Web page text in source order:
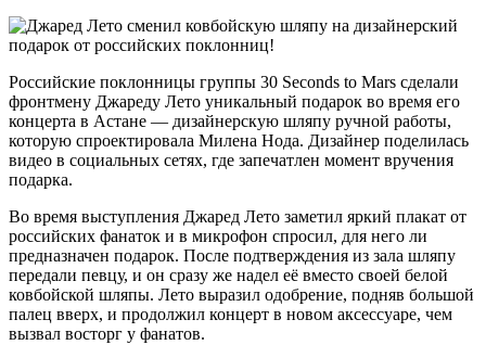
Российские поклонницы группы 30 Seconds to Mars сделали
фронтмену Джареду Лето уникальный подарок во время его
концерта в Астане — дизайнерскую шляпу ручной работы,
которую спроектировала Милена Нода. Дизайнер поделилась
видео в социальных сетях, где запечатлен момент вручения
подарка.
Во время выступления Джаред Лето заметил яркий плакат от
российских фанаток и в микрофон спросил, для него ли
предназначен подарок. После подтверждения из зала шляпу
передали певцу, и он сразу же надел её вместо своей белой
ковбойской шляпы. Лето выразил одобрение, подняв большой
палец вверх, и продолжил концерт в новом аксессуаре, чем
вызвал восторг у фанатов.